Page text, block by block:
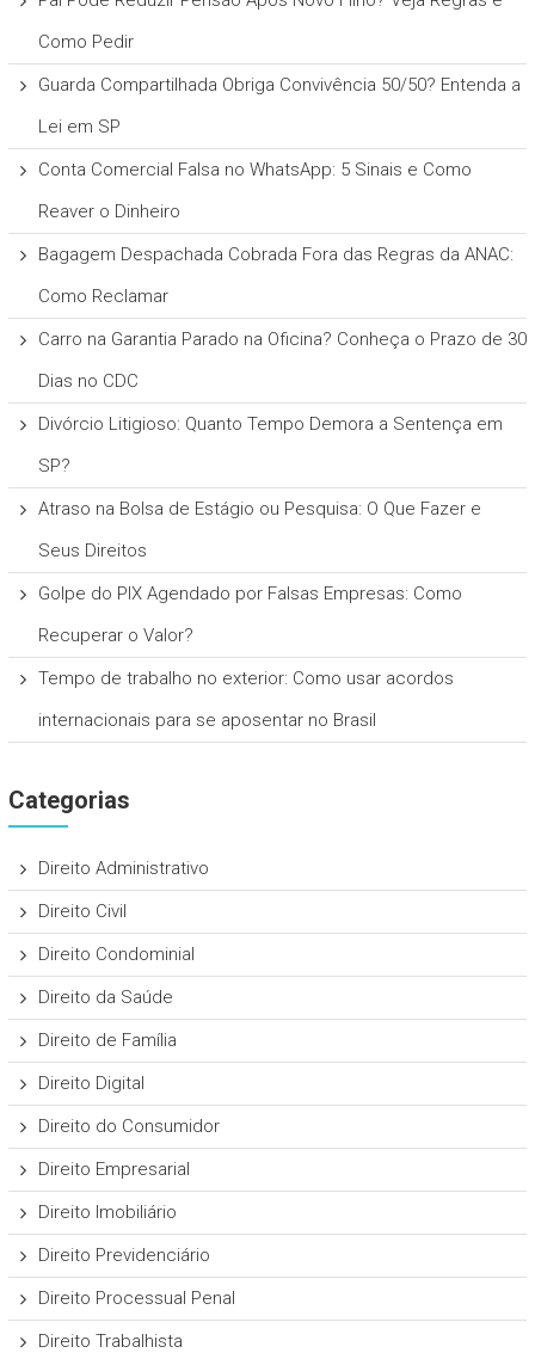
Como Pedir
Guarda Compartilhada Obriga Convivência 50/50? Entenda a
Lei em SP
Conta Comercial Falsa no WhatsApp: 5 Sinais e Como
Reaver o Dinheiro
Bagagem Despachada Cobrada Fora das Regras da ANAC:
Como Reclamar
Carro na Garantia Parado na Oficina? Conheça o Prazo de 30
Dias no CDC
Divórcio Litigioso: Quanto Tempo Demora a Sentença em
SP?
Atraso na Bolsa de Estágio ou Pesquisa: O Que Fazer e
Seus Direitos
Golpe do PIX Agendado por Falsas Empresas: Como
Recuperar o Valor?
Tempo de trabalho no exterior: Como usar acordos
internacionais para se aposentar no Brasil
Categorias
Direito Administrativo
Direito Civil
Direito Condominial
Direito da Saúde
Direito de Família
Direito Digital
Direito do Consumidor
Direito Empresarial
Direito Imobiliário
Direito Previdenciário
Direito Processual Penal
Direito Trabalhista